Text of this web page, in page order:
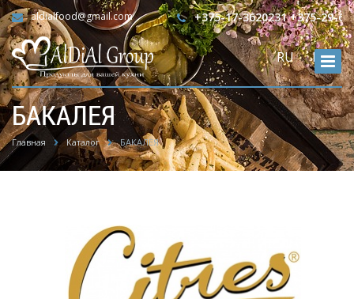
+375-17-3620231 +375-29-
aldialfood@gmail.com
RU ENG
БАКАЛЕЯ
Главная Каталог БАКАЛЕЯ